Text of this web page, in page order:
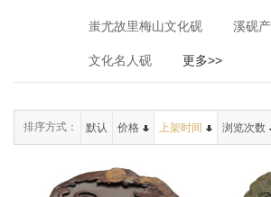
蚩尤故里梅山文化砚 溪砚
文化名人砚 更多>>
排序方式： 默认 价格 上架时间 浏览次数